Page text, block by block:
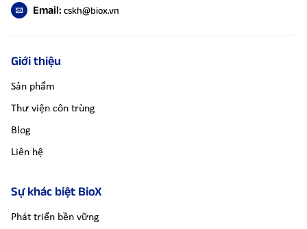
Email: cskh@biox.vn
Giới thiệu
Sản phẩm
Thư viện côn trùng
Blog
Liên hệ
Sự khác biệt BioX
Phát triển bền vững